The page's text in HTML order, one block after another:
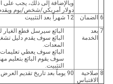
دولار أمريكي/شخص/يوم
6 الضمان
12 شهراً بعد التثبيت
7 بعد
الخدمة
البائع سيرسل قطع الغيار
البائع سوف يقدم دليل
المعدات.
البائع سوف يعطي تعليمات
سوف يقوم البائع بتعليم
التثبيت.
8 صلاحية
الاقتباس
90 يوماً بعد تاريخ تقديم العرض